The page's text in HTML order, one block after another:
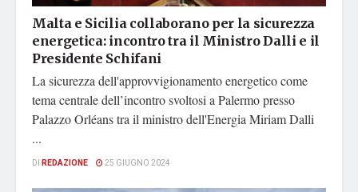
Malta e Sicilia collaborano per la sicurezza
energetica: incontro tra il Ministro Dalli e il
Presidente Schifani
La sicurezza dell'approvvigionamento energetico come
tema centrale dell’incontro svoltosi a Palermo presso
Palazzo Orléans tra il ministro dell'Energia Miriam Dalli
...
DI REDAZIONE 25 GIUGNO 2024